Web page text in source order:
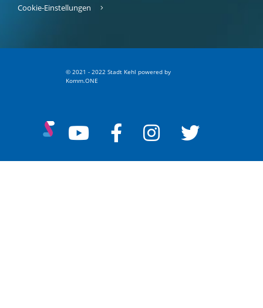
Cookie-Einstellungen
© 2021 - 2022 Stadt Kehl powered by
Komm.ONE